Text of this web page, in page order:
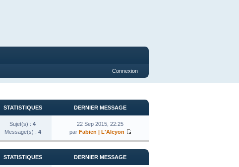
Connexion
STATISTIQUES DERNIER MESSAGE
Sujet(s) : 4
Message(s) : 4
22 Sep 2015, 22:25
par Fabien | L'Alcyon
STATISTIQUES DERNIER MESSAGE